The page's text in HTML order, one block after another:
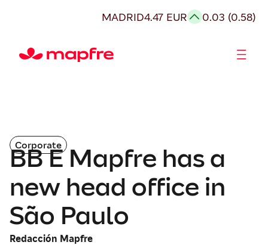
MADRID4.47 EUR 0.03 (0.58)
Corporate
BB E Mapfre has a
new head office in
São Paulo
Redacción Mapfre